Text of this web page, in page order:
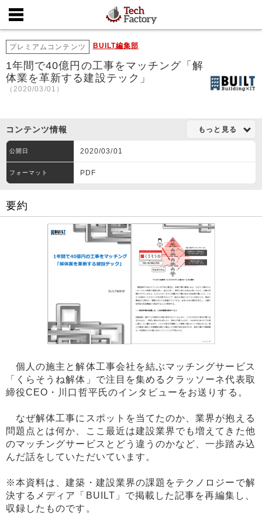
プレミアムコンテンツ BUILT編集部
1年間で40億円の工事をマッチング「解
体業を革新する建設テック」
（2020/03/01）
コンテンツ情報 もっと見る
公開日 2020/03/01
フォーマット PDF
要約
個人の施主と解体工事会社を結ぶマッチングサービス
「くらそうね解体」で注目を集めるクラッソーネ代表取
締役CEO・川口哲平氏のインタビューをお送りする。
なぜ解体工事にスポットを当てたのか、業界が抱える
問題点とは何か、ここ最近は建設業界でも増えてきた他
のマッチングサービスとどう違うのかなど、一歩踏み込
んだ話をしていただいています。
※本資料は、建築・建設業界の課題をテクノロジーで解
決するメディア「BUILT」で掲載した記事を再編集し、
収録したものです。